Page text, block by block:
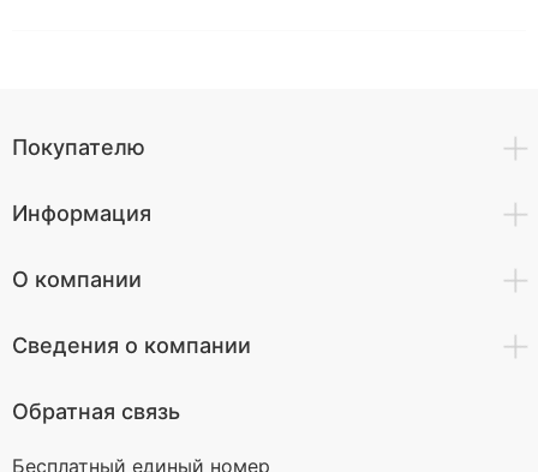
Покупателю
Информация
О компании
Сведения о компании
Обратная связь
Бесплатный единый номер